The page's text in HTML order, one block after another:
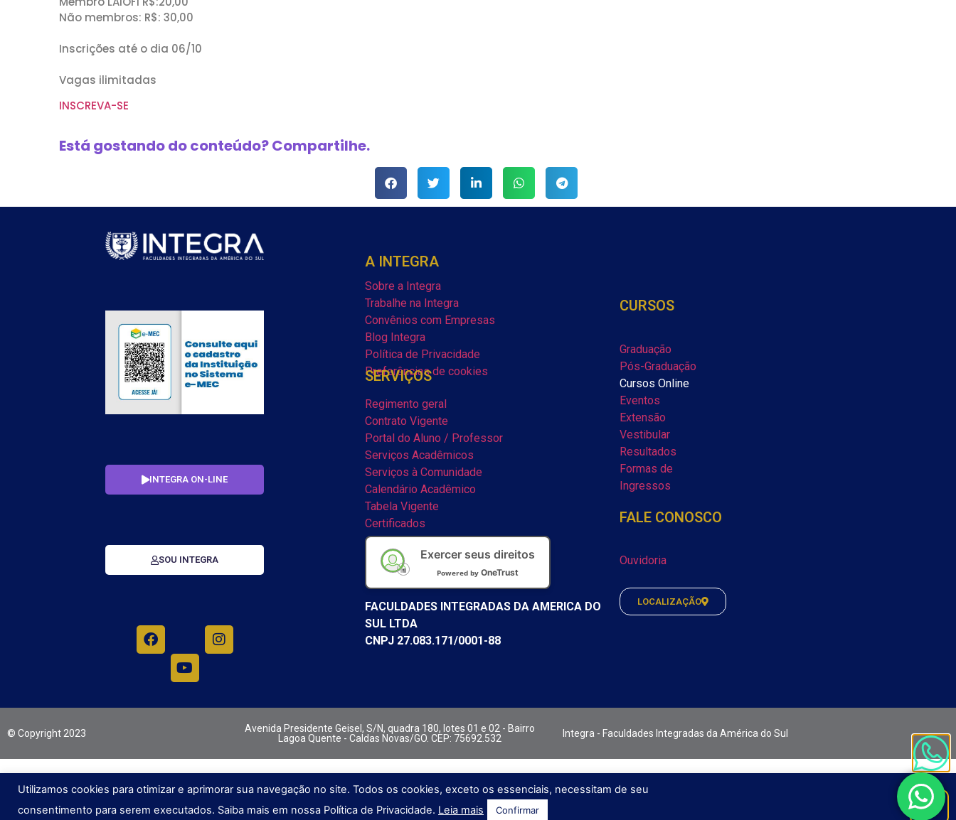
Não membros: R$: 30,00
Inscrições até o dia 06/10
Vagas ilimitadas
INSCREVA-SE
Está gostando do conteúdo? Compartilhe.
INTEGRA ON-LINE
SOU INTEGRA
A INTEGRA
Sobre a Integra
Trabalhe na Integra
Convênios com Empresas
Blog Integra
Política de Privacidade
Preferências de cookies
SERVIÇOS
Regimento geral
Contrato Vigente
Portal do Aluno / Professor
Serviços Acadêmicos
Serviços à Comunidade
Calendário Acadêmico
Tabela Vigente
Certificados
Exercer seus direitos
Powered by OneTrust
FACULDADES INTEGRADAS DA AMERICA DO
SUL LTDA
CNPJ 27.083.171/0001-88
CURSOS
Graduação
Pós-Graduação
Cursos Online
Eventos
Extensão
Vestibular
Resultados
Formas de
Ingressos
FALE CONOSCO
Ouvidoria
LOCALIZAÇÃO
© Copyright 2023
Avenida Presidente Geisel, S/N, quadra 180, lotes 01 e 02 - Bairro
Lagoa Quente - Caldas Novas/GO. CEP: 75692.532
Integra - Faculdades Integradas da América do Sul
Utilizamos cookies para otimizar e aprimorar sua navegação no site. Todos os cookies, exceto os essenciais, necessitam de seu
consentimento para serem executados. Saiba mais em nossa Política de Privacidade. Leia mais Confirmar